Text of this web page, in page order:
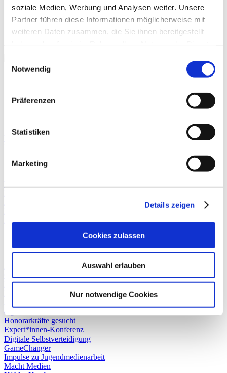
soziale Medien, Werbung und Analysen weiter. Unsere
Partner führen diese Informationen möglicherweise mit
weiteren Daten zusammen, die Sie ihnen bereitgestellt
Notwendig
Präferenzen
Statistiken
Marketing
Details zeigen
Cookies zulassen
Auswahl erlauben
Nur notwendige Cookies
SCHNAKENBERG-STIFTUNG
Sitemap
Praktikum
Zusammenarbeit in internationalen Netzwerken
Media Literacy in the Digital Age
Mehr Sprachigkeit
Bridges for Youth
Coach International
Newsletter MOBIL
Kinder- und Jugendreisen
digi:tri
Honorarkräfte gesucht
Expert*innen-Konferenz
Digitale Selbstverteidigung
GameChanger
Impulse zu Jugendmedienarbeit
Macht Medien